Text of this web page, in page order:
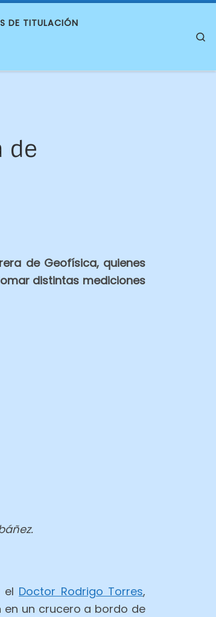
DE TITULACIÓN
de
de Geofísica, quienes
distintas mediciones
el Doctor Rodrigo Torres,
un crucero a bordo de